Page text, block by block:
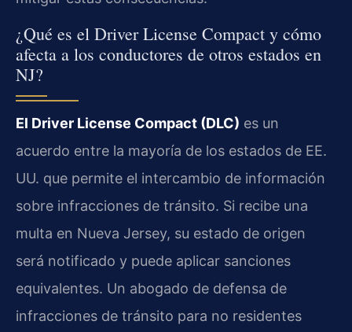
¿Qué es el Driver License Compact y cómo
afecta a los conductores de otros estados en
NJ?
El Driver License Compact (DLC) es un
acuerdo entre la mayoría de los estados de EE.
UU. que permite el intercambio de información
sobre infracciones de tránsito. Si recibe una
multa en Nueva Jersey, su estado de origen
será notificado y puede aplicar sanciones
equivalentes. Un abogado de defensa de
infracciones de tránsito para no residentes